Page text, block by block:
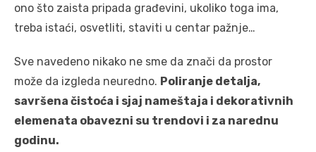
ono što zaista pripada građevini, ukoliko toga ima,
treba istaći, osvetliti, staviti u centar pažnje…
Sve navedeno nikako ne sme da znači da prostor
može da izgleda neuredno. Poliranje detalja,
savršena čistoća i sjaj nameštaja i dekorativnih
elemenata obavezni su trendovi i za narednu
godinu.